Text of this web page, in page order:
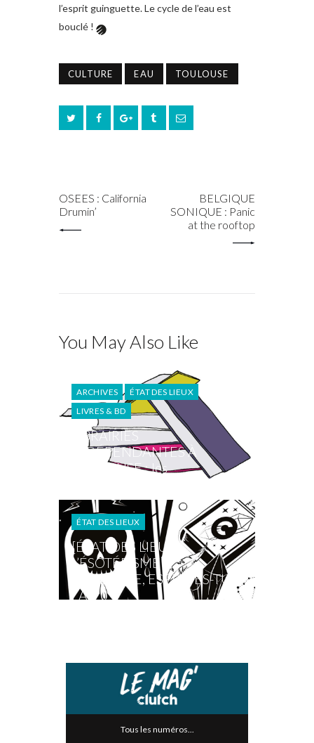
l’esprit guinguette. Le cycle de l’eau est
bouclé !
CULTURE EAU TOULOUSE
OSEES : California
Drumin’
BELGIQUE
SONIQUE : Panic
at the rooftop
You May Also Like
ARCHIVES
ÉTAT DES LIEUX
LIVRES & BD
LIBRAIRIES
INDÉPENDANTES À
TOULOUSE : les
ÉTAT DES LIEUX
[ÉTAT DES LIEUX]
L’ÉSOTÉRISME À
TOULOUSE, ESPRIT ES-TU
LÀ ?
Tous les numéros...